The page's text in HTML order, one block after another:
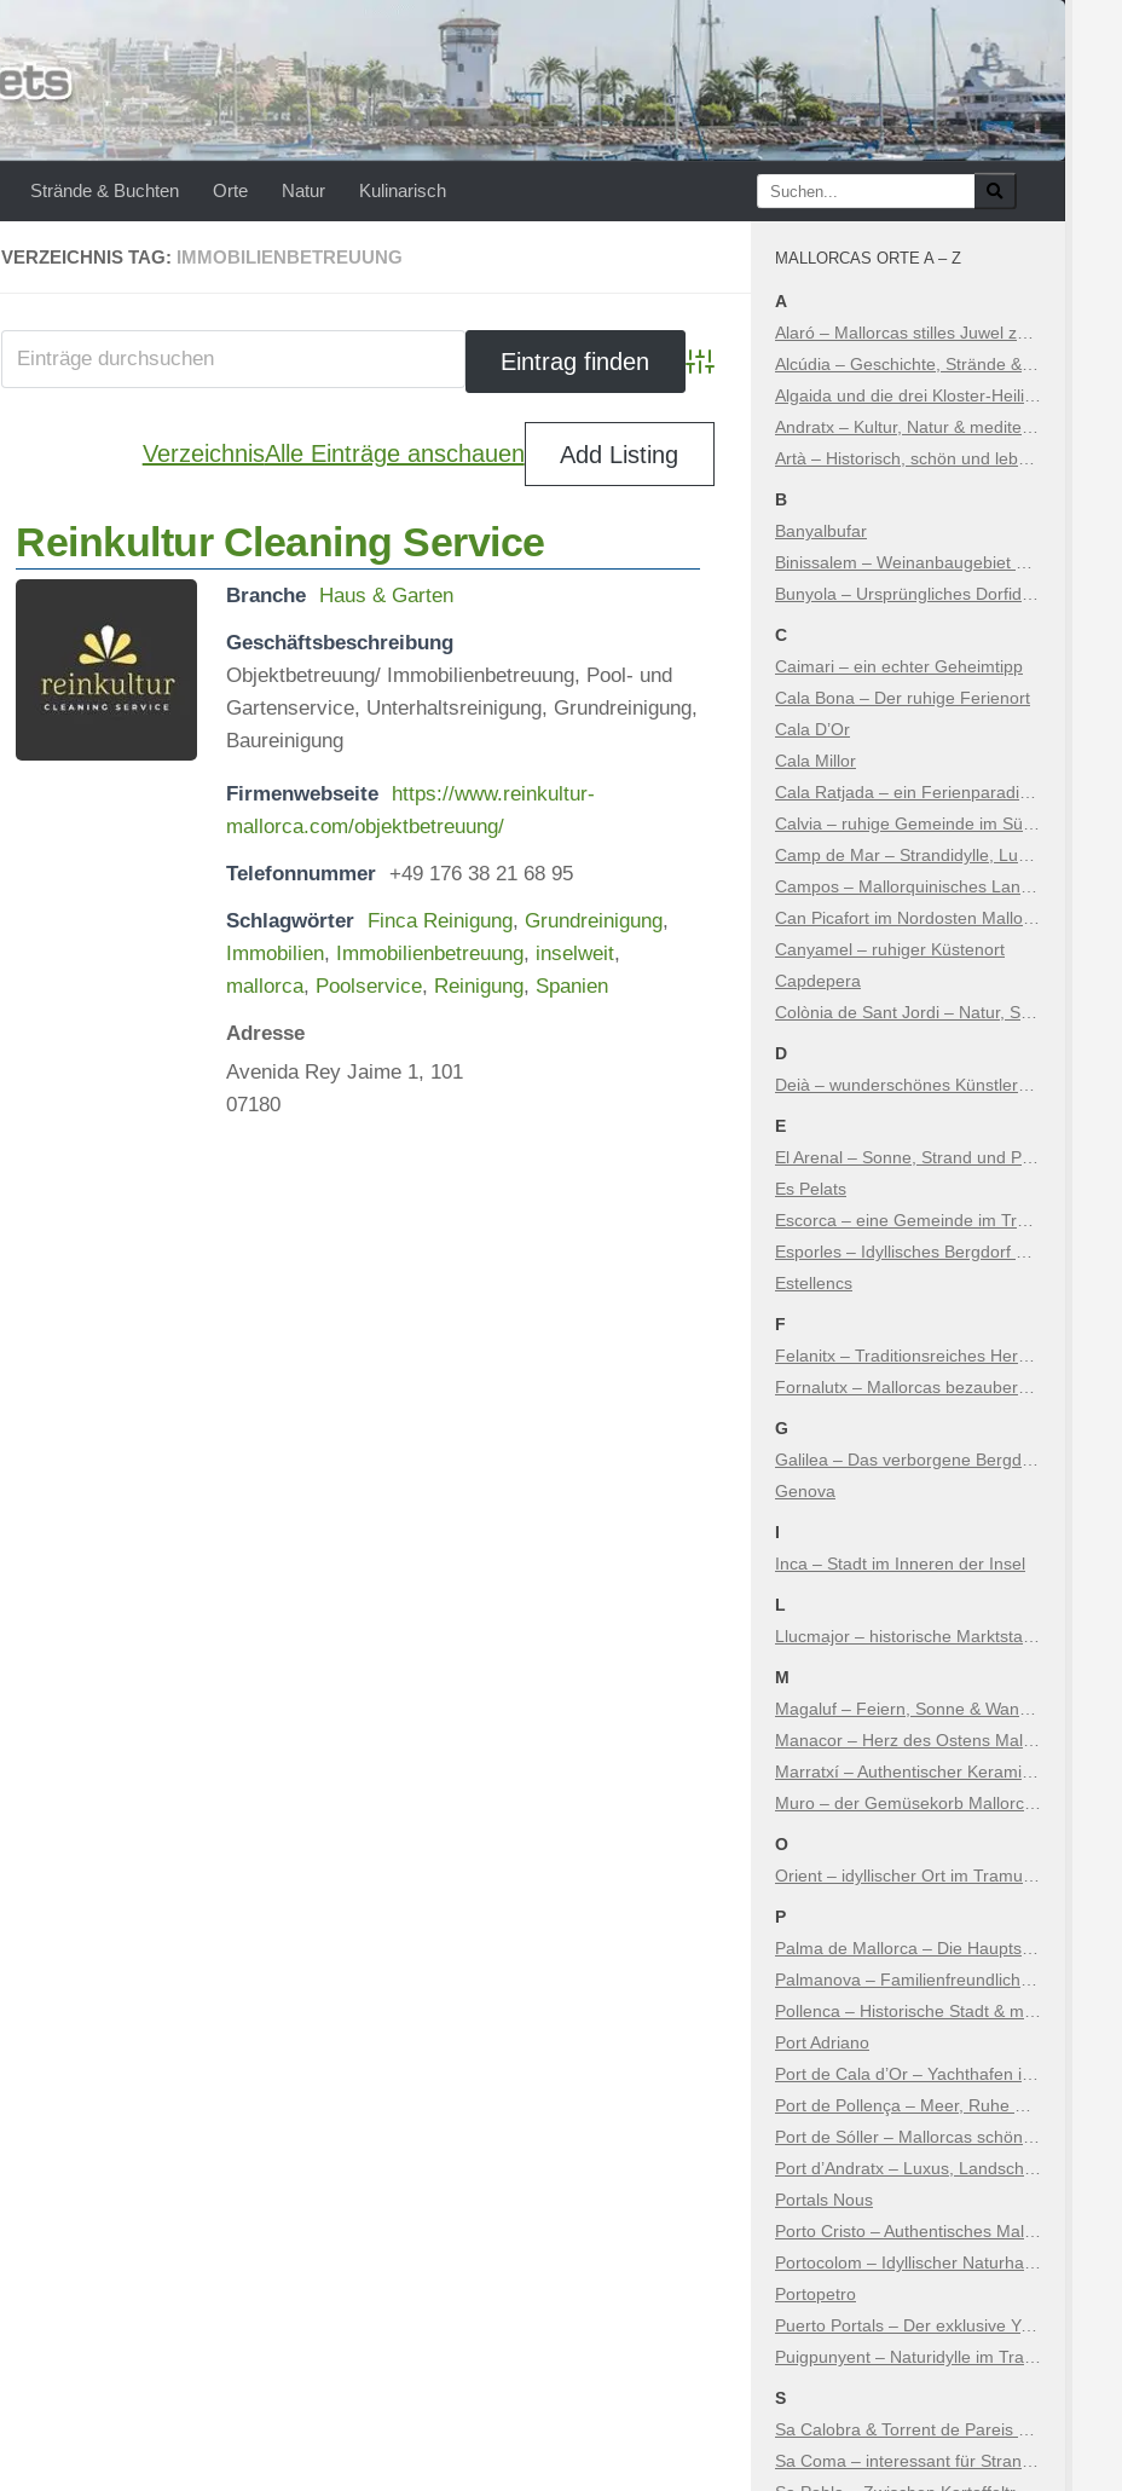
Strände & Buchten Orte Natur Kulinarisch
VERZEICHNIS TAG: IMMOBILIENBETREUUNG
Advanced Search
VerzeichnisAlle Einträge anschauen Add Listing
Reinkultur Cleaning Service
Branche Haus & Garten
Geschäftsbeschreibung
Objektbetreuung/ Immobilienbetreuung, Pool- und
Gartenservice, Unterhaltsreinigung, Grundreinigung,
Baureinigung
Firmenwebseite
https://www.reinkultur-
mallorca.com/objektbetreuung/
Telefonnummer +49 176 38 21 68 95
Schlagwörter Finca Reinigung, Grundreinigung,
Immobilien, Immobilienbetreuung, inselweit,
mallorca, Poolservice, Reinigung, Spanien
Adresse
Avenida Rey Jaime 1, 101
07180
MALLORCAS ORTE A – Z
A
B
Banyalbufar
C
Caimari – ein echter Geheimtipp
Cala Bona – Der ruhige Ferienort
Cala D’Or
Cala Millor
Canyamel – ruhiger Küstenort
Capdepera
D
E
Es Pelats
Estellencs
F
G
Genova
I
Inca – Stadt im Inneren der Insel
L
M
O
P
Port Adriano
Portals Nous
Portopetro
Puerto Portals – Der exklusive Yachthafen
S